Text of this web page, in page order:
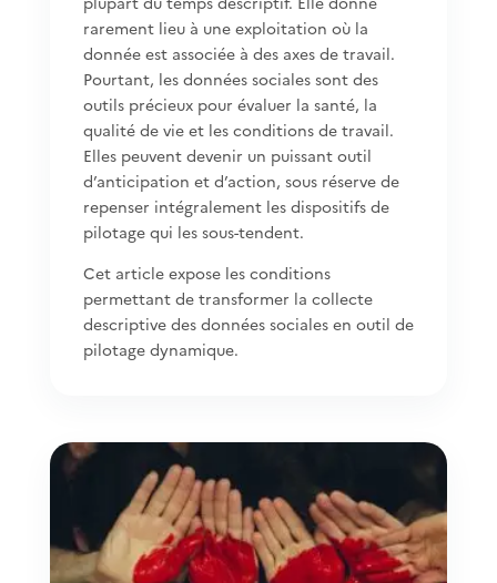
rarement lieu à une exploitation où la
donnée est associée à des axes de travail.
Pourtant, les données sociales sont des
outils précieux pour évaluer la santé, la
qualité de vie et les conditions de travail.
Elles peuvent devenir un puissant outil
d’anticipation et d’action, sous réserve de
repenser intégralement les dispositifs de
pilotage qui les sous-tendent.
Cet article expose les conditions
permettant de transformer la collecte
descriptive des données sociales en outil de
pilotage dynamique.